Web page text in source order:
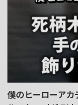
僕のヒーローア